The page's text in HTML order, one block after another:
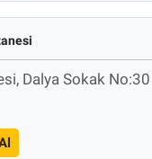
Dalya Sokak